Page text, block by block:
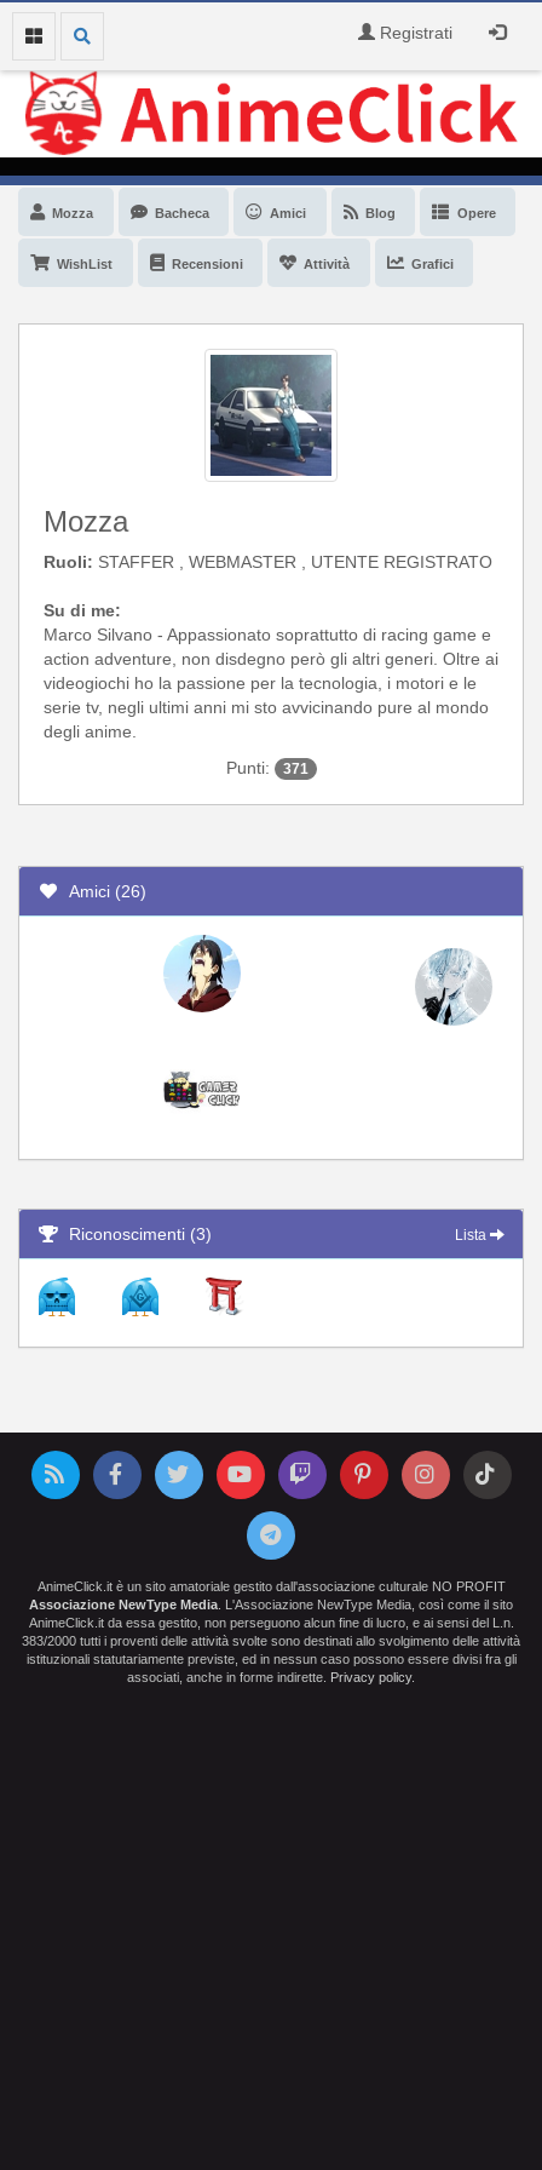
Registrati
Mozza Bacheca Amici Blog Opere
WishList Recensioni Attività Grafici
Mozza
Ruoli: STAFFER , WEBMASTER , UTENTE REGISTRATO
Su di me:
Marco Silvano - Appassionato soprattutto di racing game e
action adventure, non disdegno però gli altri generi. Oltre ai
videogiochi ho la passione per la tecnologia, i motori e le
serie tv, negli ultimi anni mi sto avvicinando pure al mondo
degli anime.
Punti:
371
Amici (26)
Riconoscimenti (3) Lista
AnimeClick.it è un sito amatoriale gestito dall'associazione culturale NO PROFIT
Associazione NewType Media . L'Associazione NewType Media, così come il sito
AnimeClick.it da essa gestito, non perseguono alcun fine di lucro, e ai sensi del L.n.
383/2000 tutti i proventi delle attività svolte sono destinati allo svolgimento delle attività
istituzionali statutariamente previste, ed in nessun caso possono essere divisi fra gli
associati, anche in forme indirette. Privacy policy.